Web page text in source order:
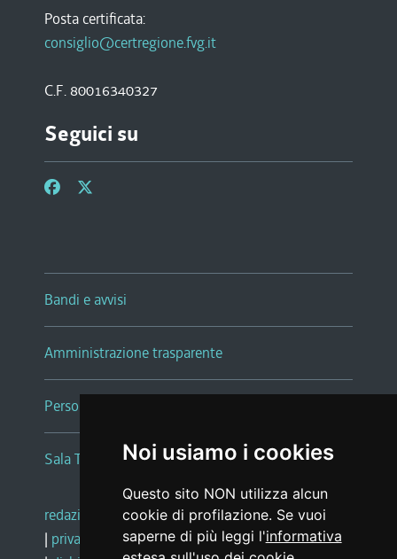
Noi usiamo i cookies
Questo sito NON utilizza alcun
cookie di profilazione. Se vuoi
saperne di più leggi l'informativa
Posta certificata:
consiglio@certregione.fvg.it
C.F. 80016340327
Seguici su
Bandi e avvisi
Amministrazione trasparente
Persone e Uffici
Sala Tiziano Tessitori
redazione web |note legali |glossario
| privacy
social media policy